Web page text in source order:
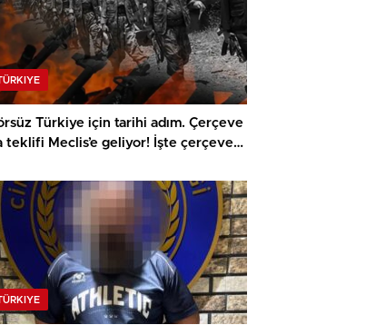
Türkiye için tarihi adım. Çerçeve
teklifi Meclis’e geliyor! İşte çerçeve